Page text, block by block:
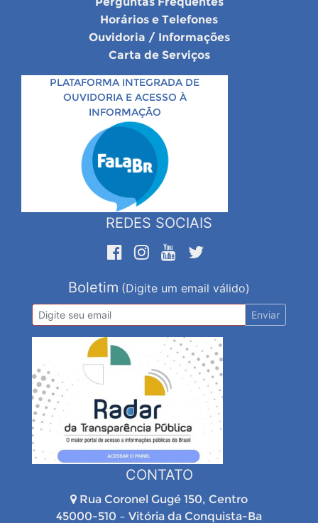
Horários e Telefones
Ouvidoria / Informações
Carta de Serviços
PLATAFORMA INTEGRADA DE
OUVIDORIA E ACESSO À
INFORMAÇÃO
REDES SOCIAIS
Boletim (Digite um email válido)
Enviar
CONTATO
Rua Coronel Gugé 150, Centro
45000-510 – Vitória da Conquista-Ba